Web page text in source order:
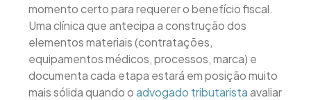
momento certo para requerer o benefício fiscal.
Uma clínica que antecipa a construção dos
elementos materiais (contratações,
equipamentos médicos, processos, marca) e
documenta cada etapa estará em posição muito
mais sólida quando oadvogado tributaristaavaliar